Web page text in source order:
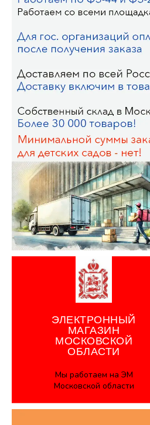
ЭЛЕКТРОННЫЙ
МАГАЗИН
МОСКОВСКОЙ
ОБЛАСТИ
Мы работаем на ЭМ
Московской области